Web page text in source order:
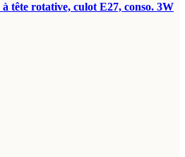
tête rotative, culot E27, conso. 3W